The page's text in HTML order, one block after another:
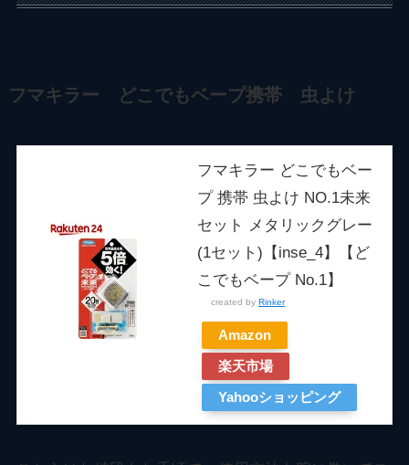
フマキラー どこでもベープ携帯 虫よけ
フマキラー どこでもベー
プ 携帯 虫よけ NO.1未来
セット メタリックグレー
(1セット)【inse_4】【ど
こでもベープ No.1】
created by Rinker
Amazon
楽天市場
Yahooショッピング